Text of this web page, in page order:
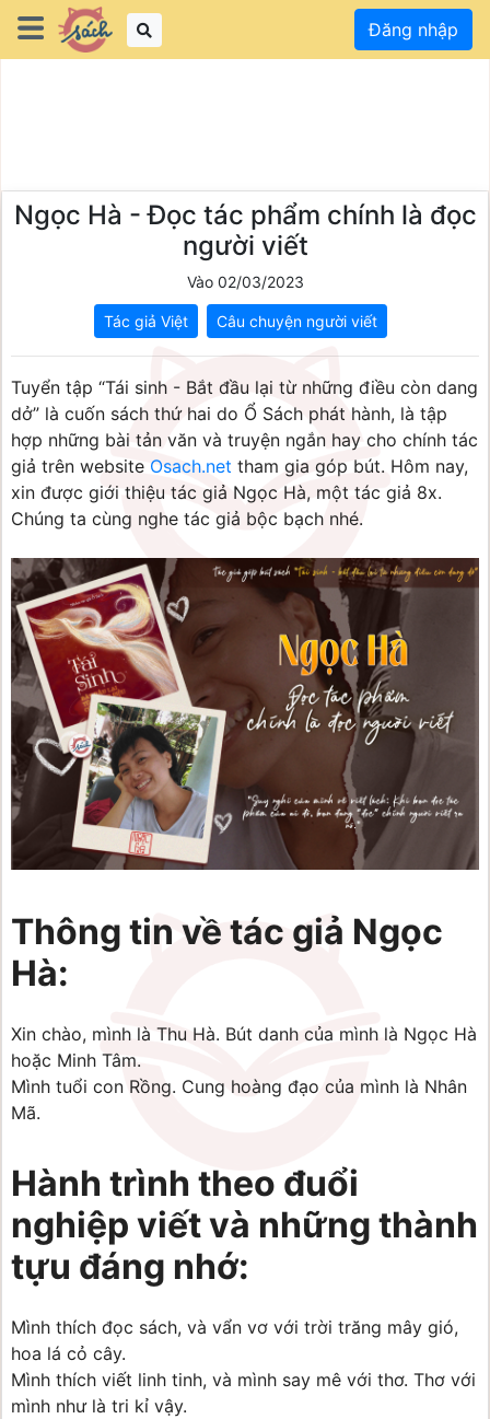
Đăng nhập
Ngọc Hà - Đọc tác phẩm chính là đọc
người viết
Vào 02/03/2023
Tác giả Việt Câu chuyện người viết
Tuyển tập “Tái sinh - Bắt đầu lại từ những điều còn dang
dở” là cuốn sách thứ hai do Ổ Sách phát hành, là tập
hợp những bài tản văn và truyện ngắn hay cho chính tác
giả trên website Osach.net tham gia góp bút. Hôm nay,
xin được giới thiệu tác giả Ngọc Hà, một tác giả 8x.
Chúng ta cùng nghe tác giả bộc bạch nhé.
Thông tin về tác giả Ngọc
Hà:
Xin chào, mình là Thu Hà. Bút danh của mình là Ngọc Hà
hoặc Minh Tâm.
Mình tuổi con Rồng. Cung hoàng đạo của mình là Nhân
Mã.
Hành trình theo đuổi
nghiệp viết và những thành
tựu đáng nhớ:
Mình thích đọc sách, và vẩn vơ với trời trăng mây gió,
hoa lá cỏ cây.
Mình thích viết linh tinh, và mình say mê với thơ. Thơ với
mình như là tri kỉ vậy.